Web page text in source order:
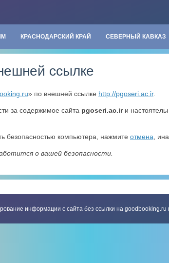
КРАСНОДАРСКИЙ КРАЙ СЕВЕРНЫЙ КАВКАЗ
ссылке
» по внешней ссылке http://pgoseri.ac.ir.
за содержимое сайта pgoseri.ac.irи
безопасностью компьютера, нажмите отмена ,
о вашей безопасности.
информации с сайта без ссылки на goodbooking.ru